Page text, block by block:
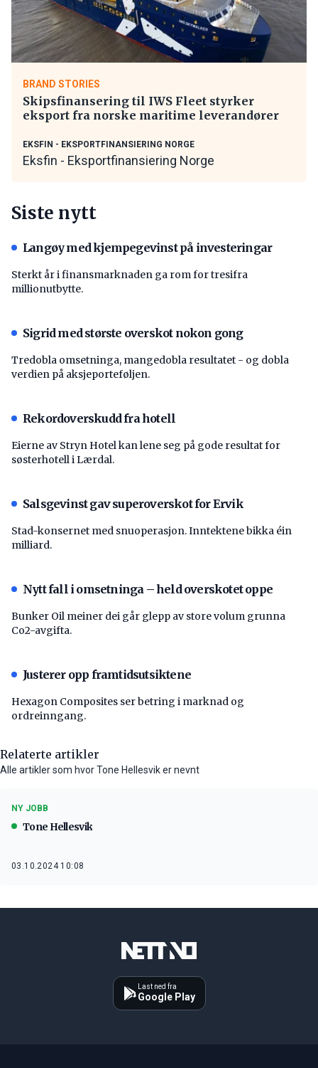
BRAND STORIES
Skipsfinansering til IWS Fleet styrker
eksport fra norske maritime leverandører
EKSFIN - EKSPORTFINANSIERING NORGE
Eksfin - Eksportfinansiering Norge
Siste nytt
Langøy med kjempegevinst på investeringar
Sterkt år i finansmarknaden ga rom for tresifra
millionutbytte.
Sigrid med største overskot nokon gong
Tredobla omsetninga, mangedobla resultatet - og dobla
verdien på aksjeporteføljen.
Rekordoverskudd fra hotell
Eierne av Stryn Hotel kan lene seg på gode resultat for
søsterhotell i Lærdal.
Salsgevinst gav superoverskot for Ervik
Stad-konsernet med snuoperasjon. Inntektene bikka éin
milliard.
Nytt fall i omsetninga – held overskotet oppe
Bunker Oil meiner dei går glepp av store volum grunna
Co2-avgifta.
Justerer opp framtidsutsiktene
Hexagon Composites ser betring i marknad og
ordreinngang.
Relaterte artikler
Alle artikler som hvor Tone Hellesvik er nevnt
NY JOBB
Tone Hellesvik
03.10.2024 10:08
Last ned fra
Google Play